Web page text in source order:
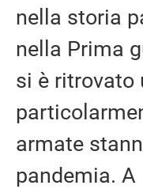
nella storia
nella Prima
si è ritrovato
armate
pandemia.